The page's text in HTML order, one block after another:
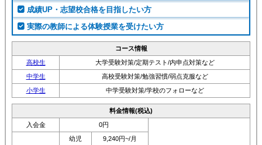
成績UP・志望校合格を目指したい方
実際の教師による体験授業を受けたい方
コース情報
高校生
大学受験対策/定期テスト/内申点対策など
中学生
高校受験対策/勉強習慣/弱点克服など
小学生
中学受験対策/学校のフォローなど
料金情報(税込)
入会金
0円
幼児
9,240円~/月